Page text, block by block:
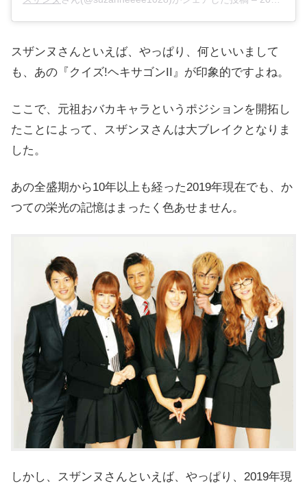
スザンヌさんといえば、やっぱり、何といいまして
も、あの『クイズ!ヘキサゴンII』が印象的ですよね。
ここで、元祖おバカキャラというポジションを開拓し
たことによって、スザンヌさんは大ブレイクとなりま
した。
あの全盛期から10年以上も経った2019年現在でも、か
つての栄光の記憶はまったく色あせません。
しかし、スザンヌさんといえば、やっぱり、 2019年現